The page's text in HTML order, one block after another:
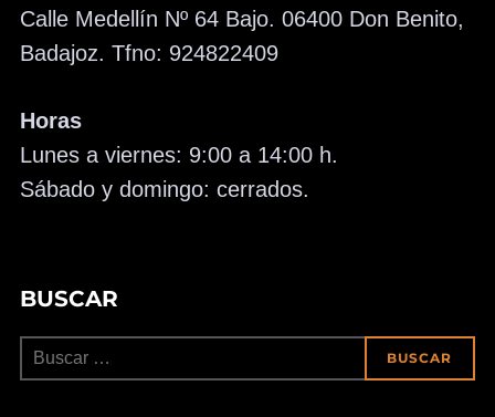
Calle Medellín Nº 64 Bajo. 06400 Don Benito,
Badajoz. Tfno: 924822409
Horas
Lunes a viernes: 9:00 a 14:00 h.
Sábado y domingo: cerrados.
BUSCAR
Buscar:
BUSCAR